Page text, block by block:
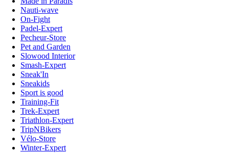
Nauti-wave
On-Fight
Padel-Expert
Pecheur-Store
Pet and Garden
Slowood Interior
Smash-Expert
Sneak'In
Sneakids
Sport is good
Training-Fit
Trek-Expert
Triathlon-Expert
TripNBikers
Vélo-Store
Winter-Expert